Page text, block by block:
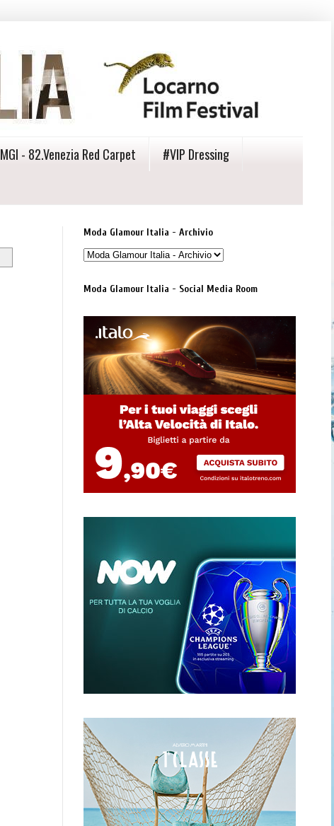
MGI - 82.Venezia Red Carpet
#VIP Dressing
Moda Glamour Italia - Archivio
Moda Glamour Italia - Social Media Room